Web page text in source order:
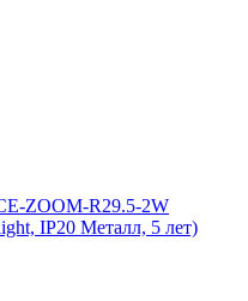
ZOOM-R29.5-2W
IP20 Металл, 5 лет)